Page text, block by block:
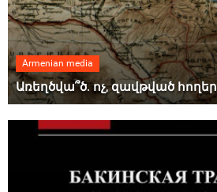
Armenian media
Առեղծվա՞ծ. ոչ, զավթված հողեր